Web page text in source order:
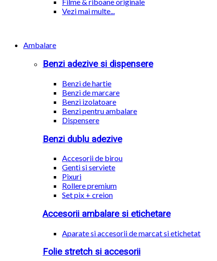
Filme & riboane originale
Vezi mai multe...
Ambalare
Benzi adezive si dispensere
Benzi de hartie
Benzi de marcare
Benzi izolatoare
Benzi pentru ambalare
Dispensere
Benzi dublu adezive
Accesorii de birou
Genti si serviete
Pixuri
Rollere premium
Set pix + creion
Accesorii ambalare si etichetare
Aparate si accesorii de marcat si etichetat
Folie stretch si accesorii